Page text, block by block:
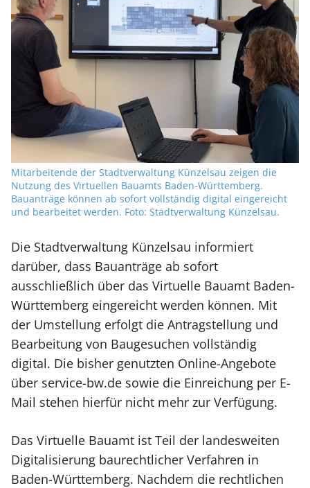
Mitarbeitende der Stadtverwaltung Künzelsau zeigen die
Nutzung des Virtuellen Bauamts Baden-Württemberg.
Bauanträge können ab sofort vollständig digital eingereicht
und bearbeitet werden. Foto: Stadtverwaltung Künzelsau.
Die Stadtverwaltung Künzelsau informiert
darüber, dass Bauanträge ab sofort
ausschließlich über das Virtuelle Bauamt Baden-
Württemberg eingereicht werden können. Mit
der Umstellung erfolgt die Antragstellung und
Bearbeitung von Baugesuchen vollständig
digital. Die bisher genutzten Online-Angebote
über service-bw.de sowie die Einreichung per E-
Mail stehen hierfür nicht mehr zur Verfügung.
Das Virtuelle Bauamt ist Teil der landesweiten
Digitalisierung baurechtlicher Verfahren in
Baden-Württemberg. Nachdem die rechtlichen